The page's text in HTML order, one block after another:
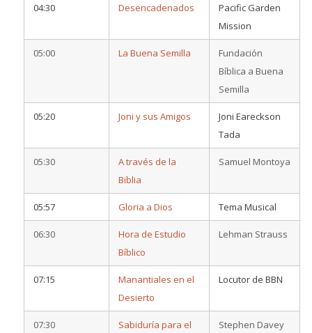
04:30 Desencadenados
Pacific Garden
Mission
05:00 La Buena Semilla
Fundación
Bíblica a Buena
Semilla
05:20 Joni y sus Amigos
Joni Eareckson
Tada
05:30
A través de la
Biblia
Samuel Montoya
05:57 Gloria a Dios Tema Musical
06:30
Hora de Estudio
Bíblico
Lehman Strauss
07:15
Manantiales en el
Desierto
Locutor de BBN
07:30 Sabiduría para el Stephen Davey